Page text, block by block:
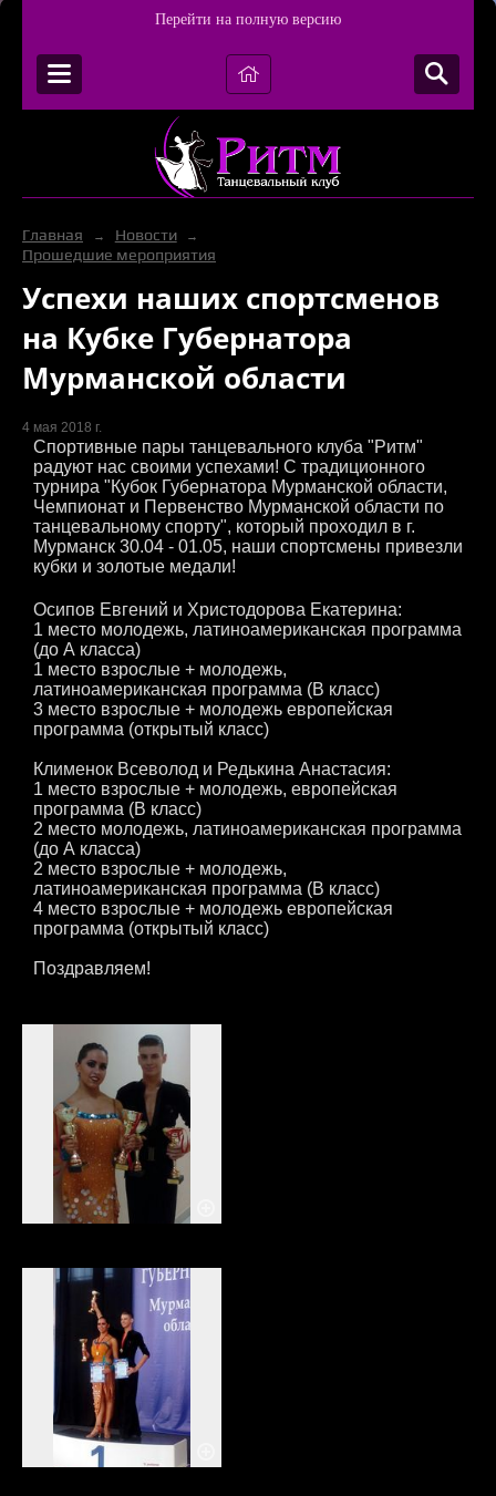
Перейти на полную версию
Главная → Новости →
Прошедшие мероприятия
Успехи наших спортсменов
на Кубке Губернатора
Мурманской области
4 мая 2018 г.
Спортивные пары танцевального клуба "Ритм"
радуют нас своими успехами! С традиционного
турнира "Кубок Губернатора Мурманской области,
Чемпионат и Первенство Мурманской области по
танцевальному спорту", который проходил в г.
Мурманск 30.04 - 01.05, наши спортсмены привезли
кубки и золотые медали!
Осипов Евгений и Христодорова Екатерина:
1 место молодежь, латиноамериканская программа
(до А класса)
1 место взрослые + молодежь,
латиноамериканская программа (В класс)
3 место взрослые + молодежь европейская
программа (открытый класс)
Клименок Всеволод и Редькина Анастасия:
1 место взрослые + молодежь, европейская
программа (В класс)
2 место молодежь, латиноамериканская программа
(до А класса)
2 место взрослые + молодежь,
латиноамериканская программа (В класс)
4 место взрослые + молодежь европейская
программа (открытый класс)
Поздравляем!